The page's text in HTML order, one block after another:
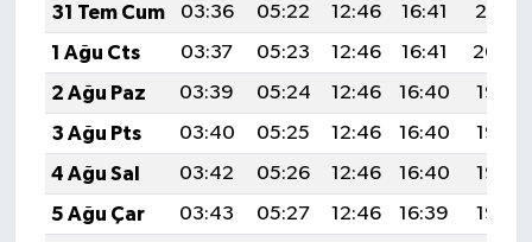
31 Tem Cum
03:36 05:22 12:46 16:41
20:01
1 Ağu Cts
03:37 05:23 12:46 16:41
20:00
2 Ağu Paz
03:39 05:24 12:46 16:40
19:58
3 Ağu Pts
03:40 05:25 12:46 16:40
19:57
4 Ağu Sal
03:42 05:26 12:46 16:40
19:56
5 Ağu Çar
03:43 05:27 12:46 16:39
19:55